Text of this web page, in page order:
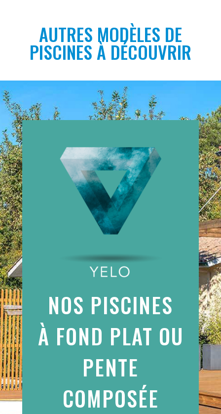
AUTRES MODÈLES DE
PISCINES À DÉCOUVRIR
NOS PISCINES
À FOND PLAT OU
PENTE
COMPOSÉE